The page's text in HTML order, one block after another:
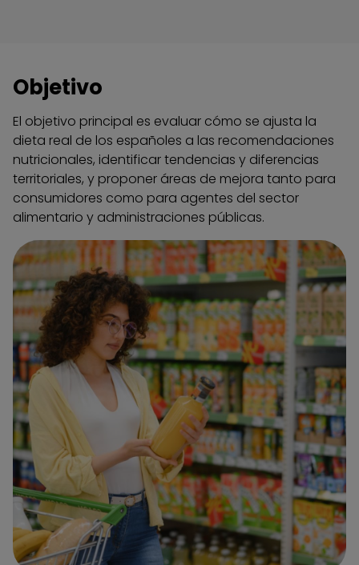
Objetivo
El objetivo principal es evaluar cómo se ajusta la
dieta real de los españoles a las recomendaciones
nutricionales, identificar tendencias y diferencias
territoriales, y proponer áreas de mejora tanto para
consumidores como para agentes del sector
alimentario y administraciones públicas.